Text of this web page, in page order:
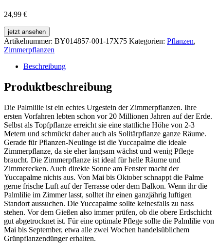
24,99 €
jetzt ansehen
Artikelnummer: BY014857-001-17X75 Kategorien: Pflanzen,
Zimmerpflanzen
Beschreibung
Produktbeschreibung
Die Palmlilie ist ein echtes Urgestein der Zimmerpflanzen. Ihre
ersten Vorfahren lebten schon vor 20 Millionen Jahren auf der Erde.
Selbst als Topfpflanze erreicht sie eine stattliche Höhe von 2-3
Metern und schmückt daher auch als Solitärpflanze ganze Räume.
Gerade für Pflanzen-Neulinge ist die Yuccapalme die ideale
Zimmerpflanze, da sie eher langsam wächst und wenig Pflege
braucht. Die Zimmerpflanze ist ideal für helle Räume und
Zimmerecken. Auch direkte Sonne am Fenster macht der
Yuccapalme nichts aus. Von Mai bis Oktober schnappt die Palme
gerne frische Luft auf der Terrasse oder dem Balkon. Wenn ihr die
Palmlilie im Zimmer lasst, solltet ihr einen ganzjährig luftigen
Standort aussuchen. Die Yuccapalme sollte keinesfalls zu nass
stehen. Vor dem Gießen also immer prüfen, ob die obere Erdschicht
gut abgetrocknet ist. Für eine optimale Pflege sollte die Palmlilie von
Mai bis September, etwa alle zwei Wochen handelsüblichem
Grünpflanzendünger erhalten.